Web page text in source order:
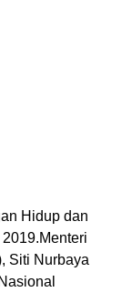
Hidup dan
Siti Nurbaya